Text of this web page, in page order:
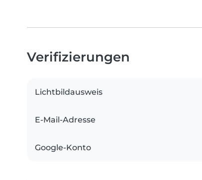
Verifizierungen
Lichtbildausweis
E-Mail-Adresse
Google-Konto